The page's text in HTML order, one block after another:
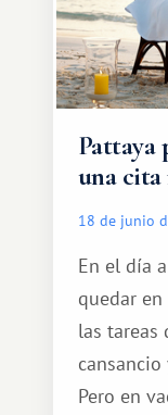
Pattaya
una
18 de junio
En el día
quedar
las tareas
Pero en